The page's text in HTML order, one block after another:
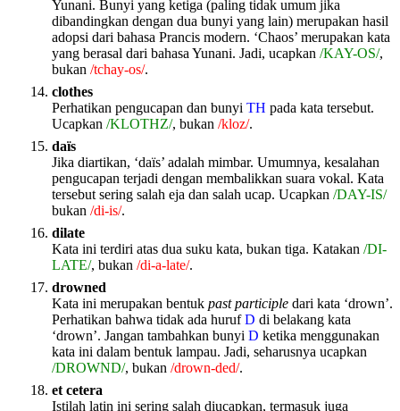
Yunani. Bunyi yang ketiga (paling tidak umum jika
dibandingkan dengan dua bunyi yang lain) merupakan hasil
adopsi dari bahasa Prancis modern. ‘Chaos’ merupakan kata
yang berasal dari bahasa Yunani. Jadi, ucapkan /KAY-OS/,
bukan /tchay-os/.
clothes
Perhatikan pengucapan dan bunyi TH pada kata tersebut.
Ucapkan /KLOTHZ/, bukan /kloz/.
daïs
Jika diartikan, ‘daïs’ adalah mimbar. Umumnya, kesalahan
pengucapan terjadi dengan membalikkan suara vokal. Kata
tersebut sering salah eja dan salah ucap. Ucapkan /DAY-IS/
bukan /di-is/.
dilate
Kata ini terdiri atas dua suku kata, bukan tiga. Katakan /DI-
LATE/, bukan /di-a-late/.
drowned
Kata ini merupakan bentuk past participle dari kata ‘drown’.
Perhatikan bahwa tidak ada hurufD di belakang kata
‘drown’. Jangan tambahkan bunyi D ketika menggunakan
kata ini dalam bentuk lampau. Jadi, seharusnya ucapkan
/DROWND/, bukan /drown-ded/.
et cetera
Istilah latin ini sering salah diucapkan, termasuk juga